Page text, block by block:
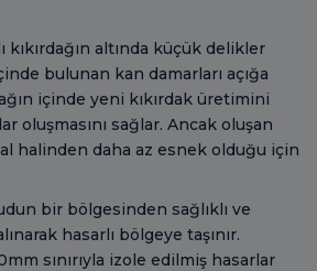
kıkırdağın altında küçük delikler
bulunan kan damarları açığa
içinde yeni kıkırdak üretimini
oluşmasını sağlar. Ancak oluşan
halinden daha az esnek olduğu için
bir bölgesinden sağlıklı ve
hasarlı bölgeye taşınır.
sınırıyla izole edilmiş hasarlar